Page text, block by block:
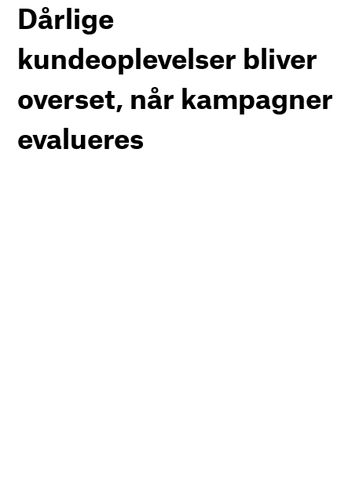
Dårlige
kundeoplevelser bliver
overset, når kampagner
evalueres